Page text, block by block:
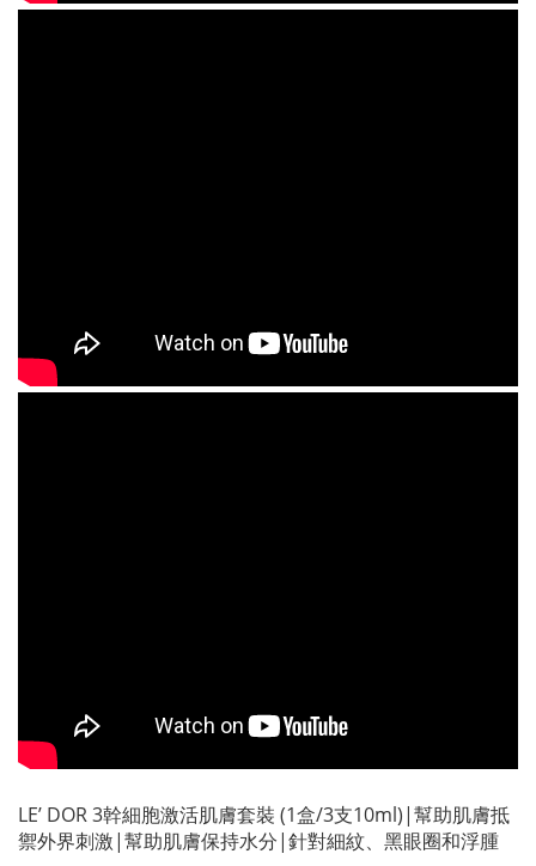
LE’ DOR 3幹細胞激活肌膚套裝 (1盒/3支10ml)|幫助肌膚抵
禦外界刺激|幫助肌膚保持水分|針對細紋、黑眼圈和浮腫